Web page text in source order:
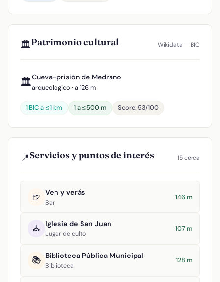
🏛️Patrimonio cultural Wikidata — BIC
🏛️Cueva-prisión de Medrano
arqueologico · a 126 m
1 BIC a ≤1 km 1 a ≤500 m Score: 53/100
📍Servicios y puntos de interés 15 cerca
🍺 Ven y verás
Bar
146 m
⛪ Iglesia de San Juan
Lugar de culto
107 m
📚 Biblioteca Pública Municipal
Biblioteca
128 m